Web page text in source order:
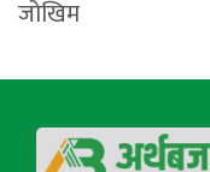
जोखिम